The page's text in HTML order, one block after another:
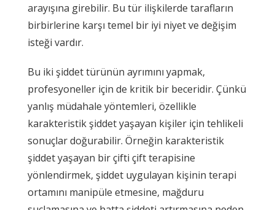
arayışına girebilir. Bu tür ilişkilerde tarafların
birbirlerine karşı temel bir iyi niyet ve değişim
isteği vardır.
Bu iki şiddet türünün ayrımını yapmak,
profesyoneller için de kritik bir beceridir. Çünkü
yanlış müdahale yöntemleri, özellikle
karakteristik şiddet yaşayan kişiler için tehlikeli
sonuçlar doğurabilir. Örneğin karakteristik
şiddet yaşayan bir çifti çift terapisine
yönlendirmek, şiddet uygulayan kişinin terapi
ortamını manipüle etmesine, mağduru